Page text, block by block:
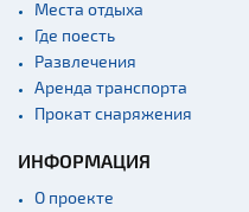
Места отдыха
Где поесть
Развлечения
Аренда транспорта
Прокат снаряжения
ИНФОРМАЦИЯ
О проекте